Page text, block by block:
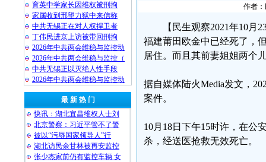
育英中学家长因维权被刑拘
家属收到邢望力狱中来信称
中共无锡正在对人权捍卫者
丁伟民进京上访被带回刑拘
2026年中共两会维稳与监控动
2026年中共两会维稳与监控（
中共无锡正以灭绝人性手段
2026年中共两会维稳与监控动
最 新 热 门
快讯：湖北宜昌维权人士刘
北京警察：习近平管不了警
被以“污辱国家领导人”行
湖北访民余甘林被再安监控
张少杰家前仍有监控车辆 女
作者：
【民生观察2021年10月
福建莆田欧金中已经死了，
居住。而且其前妻姐姐两个
据自媒体陆火Media发文，
案件。
10月18日下午15时许，在公
杀，经送医抢救无效死亡。